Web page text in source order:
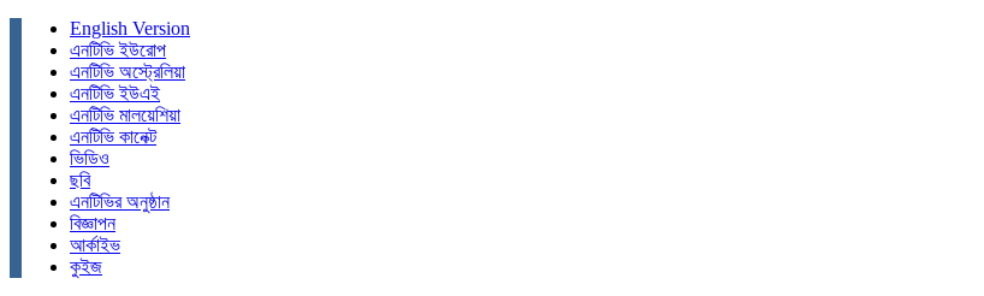
English Version
এনটিভি ইউরোপ
এনটিভি অস্ট্রেলিয়া
এনটিভি ইউএই
এনটিভি মালয়েশিয়া
এনটিভি কানেক্ট
ভিডিও
ছবি
এনটিভির অনুষ্ঠান
বিজ্ঞাপন
আর্কাইভ
কুইজ